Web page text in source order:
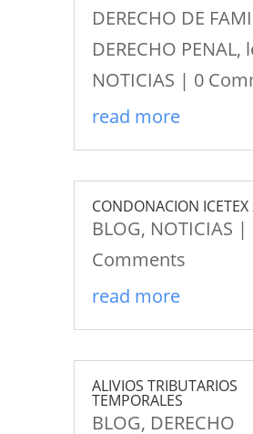
DERECHO DE
DERECHO PENAL,
NOTICIAS | 0
read more
CONDONACION
BLOG, NOTICIAS |
Comments
read more
ALIVIOS TRIBUTARIOS
TEMPORALES
BLOG, DERECHO